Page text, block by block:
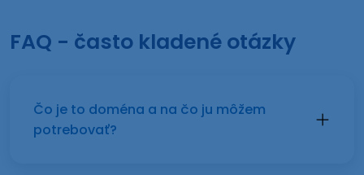
FAQ - často kladené otázky
Čo je to doména a na čo ju môžem
potrebovať?